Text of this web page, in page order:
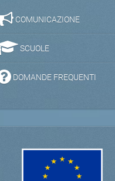
COMUNICAZIONE
SCUOLE
DOMANDE FREQUENTI